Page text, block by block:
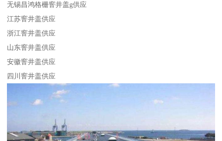
无锡昌鸿格栅窨井盖g供应
江苏窨井盖供应
浙江窨井盖供应
山东窨井盖供应
安徽窨井盖供应
四川窨井盖供应